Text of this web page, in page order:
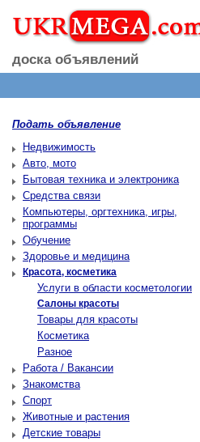
доска объявлений
Подать объявление
Недвижимость
Авто, мото
Бытовая техника и электроника
Средства связи
Компьютеры, оргтехника, игры,
программы
Обучение
Здоровье и медицина
Красота, косметика
Услуги в области косметологии
Салоны красоты
Товары для красоты
Косметика
Разное
Работа / Вакансии
Знакомства
Спорт
Животные и растения
Детские товары